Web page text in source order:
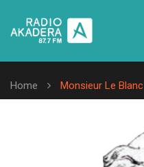
Home Monsieur Le Blanc